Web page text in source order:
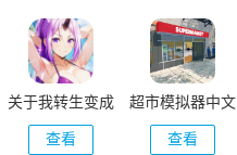
关于我转生变成
史莱姆这档事新
世界
查看
超市模拟器中文
版
查看